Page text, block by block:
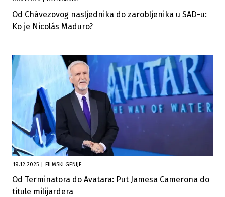
Od Chávezovog nasljednika do zarobljenika u SAD-u:
Ko je Nicolás Maduro?
19.12.2025 FILMSKI GENIJE
Od Terminatora do Avatara: Put Jamesa Camerona do
titule milijardera